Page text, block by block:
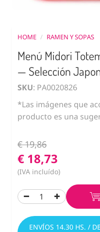
HOME / RAMEN Y SOPAS
Menú Midori
— Selección
SKU: PA0020826
*Las imágenes que
producto es una
€ 19,86
€ 18,73
(IVA incluído)
ENVÍOS 14.30 HS. /